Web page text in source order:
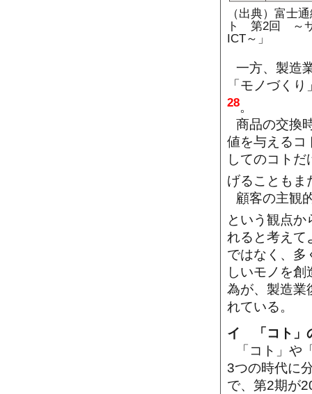
（出典）富士
ト 第2回 ～サ
ICT～」
一方、製造
「モノづく
28。
商品の交換
値を与えるコ
してのコト
げることもま
顧客の主観
という観点
れると考えて
ではなく、多
しいモノを
為が、製造業
れている。
イ 「コト」
「コト」
3つの時代に
で、第2期が